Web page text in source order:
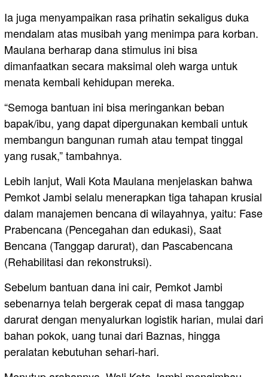
Ia juga menyampaikan rasa prihatin sekaligus duka
mendalam atas musibah yang menimpa para korban.
Maulana berharap dana stimulus ini bisa
dimanfaatkan secara maksimal oleh warga untuk
menata kembali kehidupan mereka.
“Semoga bantuan ini bisa meringankan beban
bapak/ibu, yang dapat dipergunakan kembali untuk
membangun bangunan rumah atau tempat tinggal
yang rusak,” tambahnya.
Lebih lanjut, Wali Kota Maulana menjelaskan bahwa
Pemkot Jambi selalu menerapkan tiga tahapan krusial
dalam manajemen bencana di wilayahnya, yaitu: Fase
Prabencana (Pencegahan dan edukasi), Saat
Bencana (Tanggap darurat), dan Pascabencana
(Rehabilitasi dan rekonstruksi).
Sebelum bantuan dana ini cair, Pemkot Jambi
sebenarnya telah bergerak cepat di masa tanggap
darurat dengan menyalurkan logistik harian, mulai dari
bahan pokok, uang tunai dari Baznas, hingga
peralatan kebutuhan sehari-hari.